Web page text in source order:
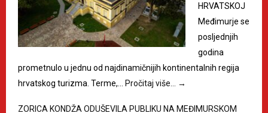
HRVATSKOJ
Međimurje se
posljednjih
godina
prometnulo u jednu od najdinamičnijih kontinentalnih regija
hrvatskog turizma. Terme,…
Pročitaj više… →
ZORICA KONDŽA ODUŠEVILA PUBLIKU NA MEĐIMURSKOM